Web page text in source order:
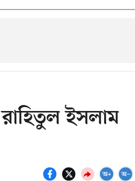
রাহিতুল ইসলাম